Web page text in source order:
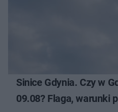
Sinice Gdynia. Czy w
09.08? Flaga, warunki